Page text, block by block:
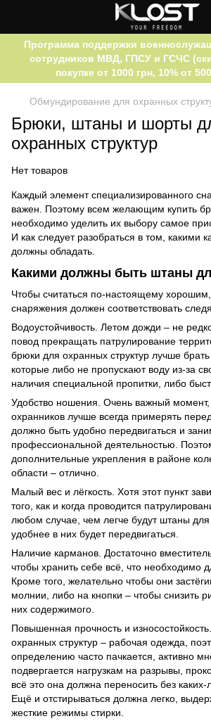
Программа поддержки
сотрудников МВД, ГПСУ и ГСЧС
покупке от 1000 грн, 10% от
Обмундирование для охранных
Брюки, штаны и шорты
охранных структур
Нет товаров
Каждый элемент специализированного
важен. Поэтому всем желающим купить
необходимо уделить их выбору самое
И как следует разобраться в том, какими
должны обладать.
Какими должны быть штаны
Чтобы считаться по-настоящему
снаряжения должен соответствовать
Водоустойчивость. Летом дожди – не
повод прекращать патрулирование
брюки для охранных структур лучше
которые либо не пропускают воду из-за
наличия специальной пропитки, либо
Удобство ношения. Очень важный
охранников лучше всегда примерять
должно быть удобно передвигаться и
профессиональной деятельностью.
дополнительные укрепления в районе
области – отлично.
Малый вес и лёгкость. Хотя этот пункт
того, как и когда проводится
любом случае, чем легче будут штаны
удобнее в них будет передвигаться.
Наличие карманов. Достаточно
чтобы хранить себе всё, что необходимо
Кроме того, желательно чтобы они
молнии, либо на кнопки – чтобы снизить
них содержимого.
Повышенная прочность и
охранных структур – рабочая одежда,
определению часто пачкается, активно
подвергается нагрузкам на разрывы,
всё это она должна переносить без
Ещё и отстирываться должна легко,
жесткие режимы стирки.